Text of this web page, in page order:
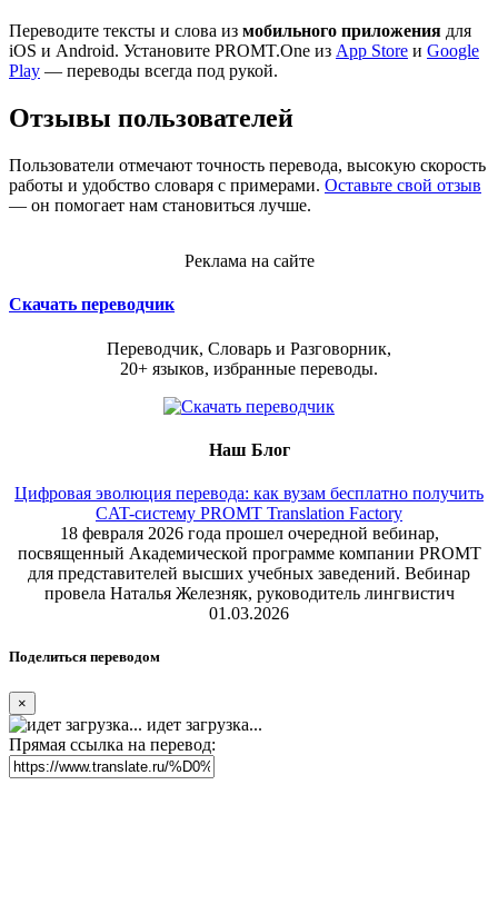
Переводите тексты и слова из мобильного приложения для
iOS и Android. Установите PROMT.One из App Store и Google
Play — переводы всегда под рукой.
Отзывы пользователей
Пользователи отмечают точность перевода, высокую скорость
работы и удобство словаря с примерами. Оставьте свой отзыв
— он помогает нам становиться лучше.
Реклама на сайте
Скачать переводчик
Переводчик, Словарь и Разговорник,
20+ языков, избранные переводы.
Наш Блог
Цифровая эволюция перевода: как вузам бесплатно получить
CAT-систему PROMT Translation Factory
18 февраля 2026 года прошел очередной вебинар,
посвященный Академической программе компании PROMT
для представителей высших учебных заведений. Вебинар
провела Наталья Железняк, руководитель лингвистич
01.03.2026
Поделиться переводом
×
идет загрузка...
Прямая ссылка на перевод: